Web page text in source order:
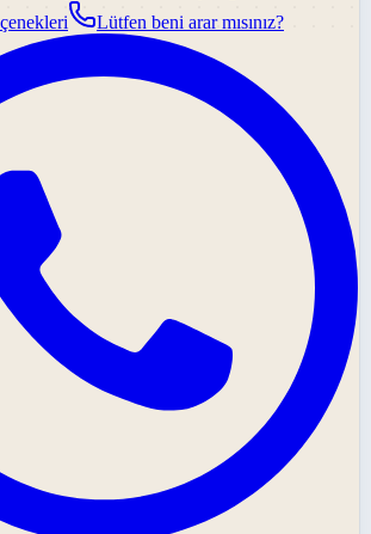
Lütfen beni arar mısınız?